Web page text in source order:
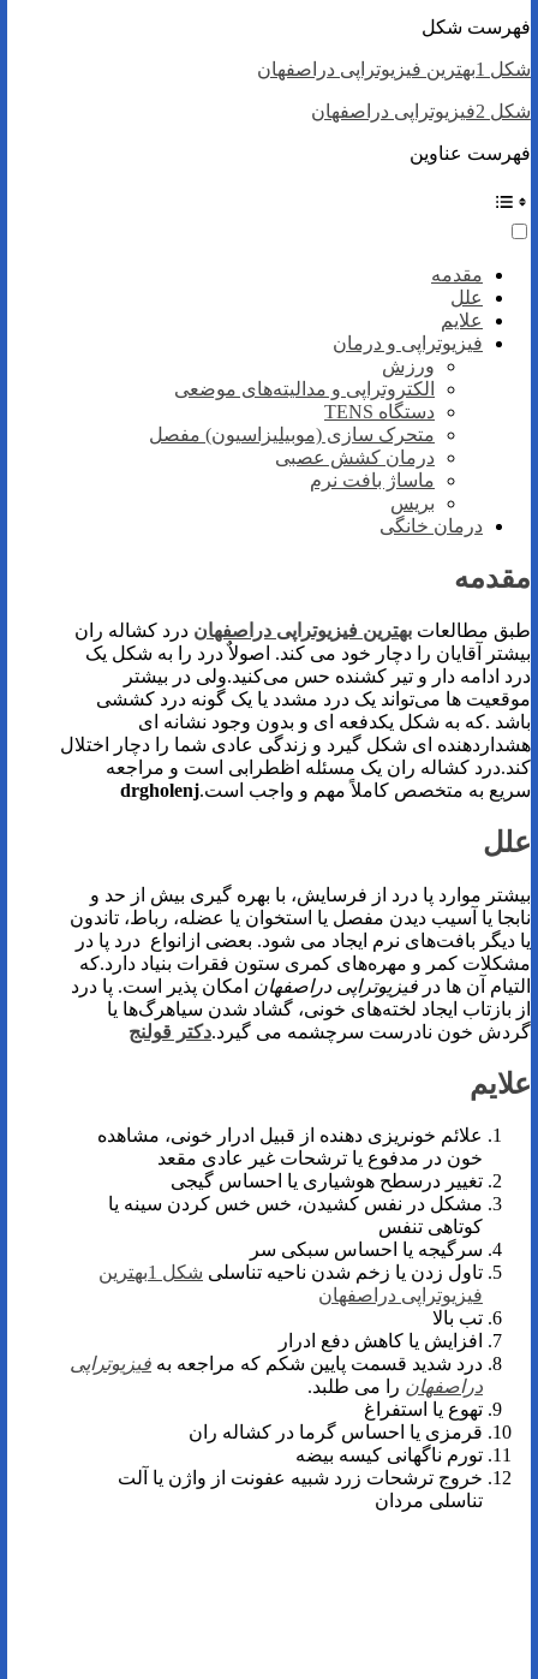
فهرست شکل
شکل 1بهترین فیزیوتراپی دراصفهان
شکل 2فیزیوتراپی دراصفهان
فهرست عناوین
مقدمه
علل
علايم
فیزیوتراپی و درمان
ورزش
الکتروتراپی و مدالیته‌های موضعی
دستگاه TENS
متحرک سازی (موبیلیزاسیون) مفصل
درمان کشش عصبی
ماساژ بافت نرم
بریس
درمان خانگی
مقدمه
طبق مطالعات بهترین فیزیوتراپی دراصفهان درد کشاله ران
بیشتر آقایان را دچار خود می کند. اصولاٌ درد را به شکل یک
درد ادامه دار و تیر کشنده حس می‌‌کنید.ولی در بیشتر
موقعیت ها می‌تواند یک درد مشدد یا یک گونه درد کششی
باشد .که به شکل یکدفعه ای و بدون وجود نشانه ای
هشداردهنده ای شکل گیرد و زندگی عادی شما را دچار اختلال
کند.درد کشاله ران یک مسئله اظطرابی است و مراجعه
سریع به متخصص کاملاً مهم و واجب است.drgholenj
علل
بیشتر موارد پا درد از فرسایش، با بهره گیری بیش از حد و
نابجا یا آسیب دیدن مفصل یا استخوان یا عضله، رباط، تاندون
یا دیگر بافت‌های نرم ایجاد می شود. بعضی ازانواع درد پا در
مشکلات کمر و مهره‌های کمری ستون فقرات بنیاد دارد.که
التیام آن ها در فیزیوتراپی دراصفهان امکان پذیر است. پا درد
از بازتاب ایجاد لخته‌های خونی، گشاد شدن سیاهرگ‌ها یا
گردش خون نادرست سرچشمه می گیرد.دکتر قولنج
علايم
علائم خونریزی دهنده از قبیل ادرار خونی، مشاهده
خون در مدفوع یا ترشحات غیر عادی مقعد
تغییر درسطح هوشیاری یا احساس گیجی
مشکل در نفس کشیدن، خس خس کردن سینه یا
کوتاهی تنفس
سرگیجه یا احساس سبکی سر
تاول زدن یا زخم شدن ناحیه تناسلی
شکل 1بهترین
فیزیوتراپی دراصفهان
تب بالا
افزایش یا کاهش دفع ادرار
درد شدید قسمت پایین شکم که مراجعه به فیزیوتراپی
دراصفهان را می طلبد.
تهوع یا استفراغ
قرمزی یا احساس گرما در کشاله ران
تورم ناگهانی کیسه بیضه
خروج ترشحات زرد شبیه عفونت از واژن یا آلت
تناسلی مردان